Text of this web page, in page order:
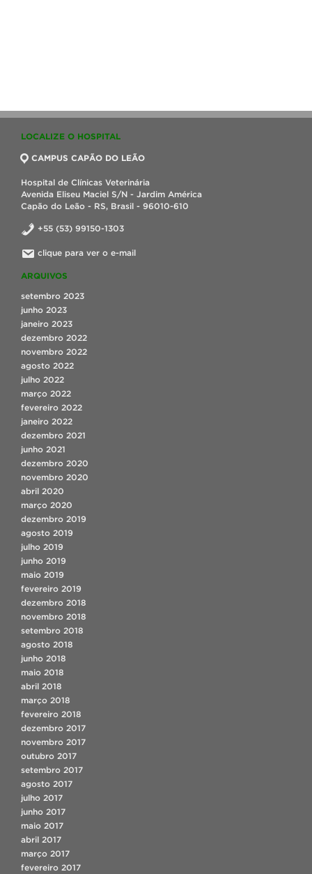
LOCALIZE O HOSPITAL
CAMPUS CAPÃO DO LEÃO
Hospital de Clínicas Veterinária
Avenida Eliseu Maciel S/N - Jardim América
Capão do Leão - RS, Brasil - 96010-610
+55 (53) 99150-1303
clique para ver o e-mail
ARQUIVOS
setembro 2023
junho 2023
janeiro 2023
dezembro 2022
novembro 2022
agosto 2022
julho 2022
março 2022
fevereiro 2022
janeiro 2022
dezembro 2021
junho 2021
dezembro 2020
novembro 2020
abril 2020
março 2020
dezembro 2019
agosto 2019
julho 2019
junho 2019
maio 2019
fevereiro 2019
dezembro 2018
novembro 2018
setembro 2018
agosto 2018
junho 2018
maio 2018
abril 2018
março 2018
fevereiro 2018
dezembro 2017
novembro 2017
outubro 2017
setembro 2017
agosto 2017
julho 2017
junho 2017
maio 2017
abril 2017
março 2017
fevereiro 2017